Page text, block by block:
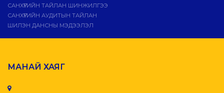
САНХҮҮГИЙН ТАЙЛАН ШИНЖИЛГЭЭ
САНХҮҮГИЙН АУДИТЫН ТАЙЛАН
ШИЛЭН ДАНСНЫ МЭДЭЭЛЭЛ
МАНАЙ ХАЯГ